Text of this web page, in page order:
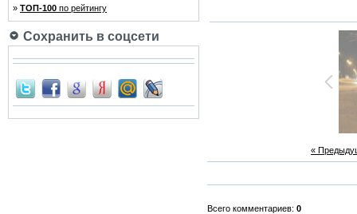
» ТОП-100 по рейтингу
Сохранить в соцсети
«
Всего комментариев: 0